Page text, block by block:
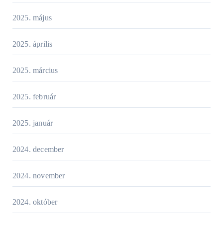
2025. május
2025. április
2025. március
2025. február
2025. január
2024. december
2024. november
2024. október